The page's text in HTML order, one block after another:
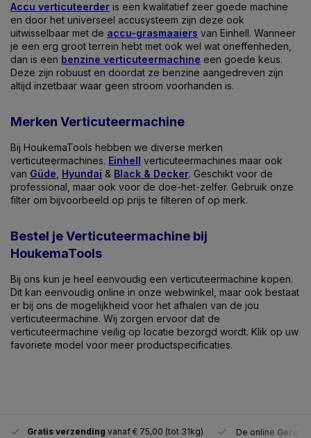
Accu verticuteerder is een kwalitatief zeer goede machine
en door het universeel accusysteem zijn deze ook
uitwisselbaar met de accu-grasmaaiers van Einhell. Wanneer
je een erg groot terrein hebt met ook wel wat oneffenheden,
dan is een benzine verticuteermachine een goede keus.
Deze zijn robuust en doordat ze benzine aangedreven zijn
altijd inzetbaar waar geen stroom voorhanden is.
Merken Verticuteermachine
Bij HoukemaTools hebben we diverse merken
verticuteermachines. Einhell verticuteermachines maar ook
van Güde Hyundai & Black & Decker. Geschikt voor de
professional, maar ook voor de doe-het-zelfer. Gebruik onze
filter om bijvoorbeeld op prijs te filteren of op merk.
Bestel je Verticuteermachine bij
HoukemaTools
Bij ons kun je heel eenvoudig een verticuteermachine kopen.
Dit kan eenvoudig online in onze webwinkel, maar ook bestaat
er bij ons de mogelijkheid voor het afhalen van de jou
verticuteermachine. Wij zorgen ervoor dat de
verticuteermachine veilig op locatie bezorgd wordt. Klik op uw
favoriete model voor meer productspecificaties.
Gratis verzending vanaf € 75,00 (tot 31kg) De online